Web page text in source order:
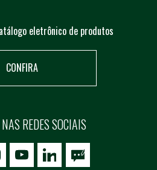
eletrônico de produtos
CONFIRA
REDES SOCIAIS
social02
icon-social03